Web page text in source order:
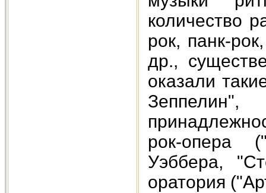
количество
рок, панк-
др.,
оказали
рок-опера
Уэббера,
оратория